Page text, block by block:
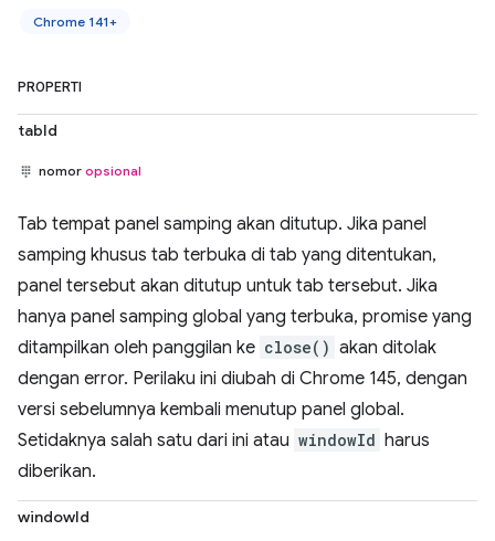
Chrome 141+
PROPERTI
tabId
nomor opsional
Tab tempat panel samping akan ditutup. Jika panel
samping khusus tab terbuka di tab yang ditentukan,
panel tersebut akan ditutup untuk tab tersebut. Jika
hanya panel samping global yang terbuka, promise yang
ditampilkan oleh panggilan ke close() akan ditolak
dengan error. Perilaku ini diubah di Chrome 145, dengan
versi sebelumnya kembali menutup panel global.
Setidaknya salah satu dari ini atau windowId harus
diberikan.
windowId